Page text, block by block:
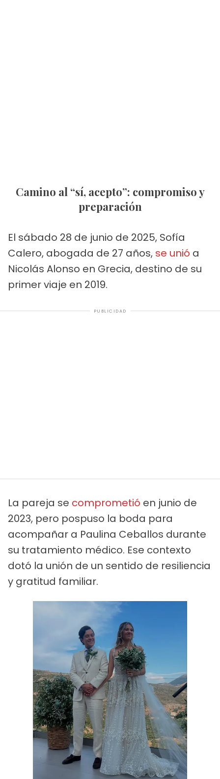
Camino al “sí, acepto”: compromiso y
preparación
El sábado 28 de junio de 2025, Sofía
Calero, abogada de 27 años, se unió a
Nicolás Alonso en Grecia, destino de su
primer viaje en 2019.
PUBLICIDAD
La pareja se comprometió en junio de
2023, pero pospuso la boda para
acompañar a Paulina Ceballos durante
su tratamiento médico. Ese contexto
dotó la unión de un sentido de resiliencia
y gratitud familiar.